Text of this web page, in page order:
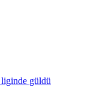
güldü